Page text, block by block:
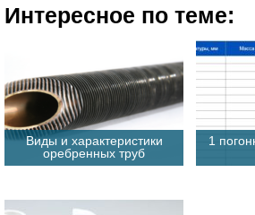
Интересное по теме:
Виды и характеристики
оребренных труб
1